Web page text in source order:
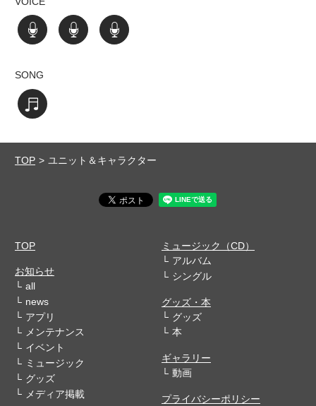
SONG
TOP ユニット＆キャラクター
TOP
お知らせ
all
news
アプリ
メンテナンス
イベント
ミュージック
グッズ
メディア掲載
ミュージック（CD）
アルバム
シングル
グッズ・本
グッズ
本
ギャラリー
動画
プライバシーポリシー